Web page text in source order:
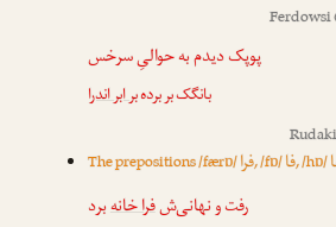
Ferdowsi
پوپک دیدم به حوالیِ سرخس
بانگک بر بردهبر ابر اندرا
Rudaki
The prepositions /færɒ/فرا, /fɒ/فا, /hɒ/
رفت و نهانی‌شفرا خانهبرد